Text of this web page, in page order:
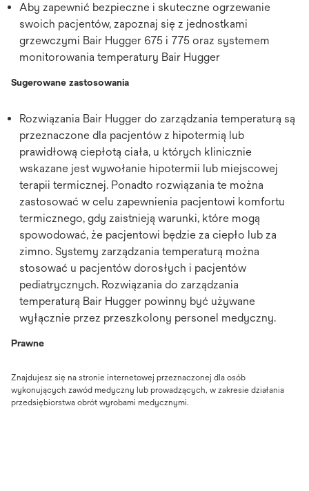
Aby zapewnić bezpieczne i skuteczne ogrzewanie
swoich pacjentów, zapoznaj się z jednostkami
grzewczymi Bair Hugger 675 i 775 oraz systemem
monitorowania temperatury Bair Hugger
Sugerowane zastosowania
Rozwiązania Bair Hugger do zarządzania temperaturą są
przeznaczone dla pacjentów z hipotermią lub
prawidłową ciepłotą ciała, u których klinicznie
wskazane jest wywołanie hipotermii lub miejscowej
terapii termicznej. Ponadto rozwiązania te można
zastosować w celu zapewnienia pacjentowi komfortu
termicznego, gdy zaistnieją warunki, które mogą
spowodować, że pacjentowi będzie za ciepło lub za
zimno. Systemy zarządzania temperaturą można
stosować u pacjentów dorosłych i pacjentów
pediatrycznych. Rozwiązania do zarządzania
temperaturą Bair Hugger powinny być używane
wyłącznie przez przeszkolony personel medyczny.
Prawne
Znajdujesz się na stronie internetowej przeznaczonej dla osób
wykonujących zawód medyczny lub prowadzących, w zakresie działania
przedsiębiorstwa obrót wyrobami medycznymi.